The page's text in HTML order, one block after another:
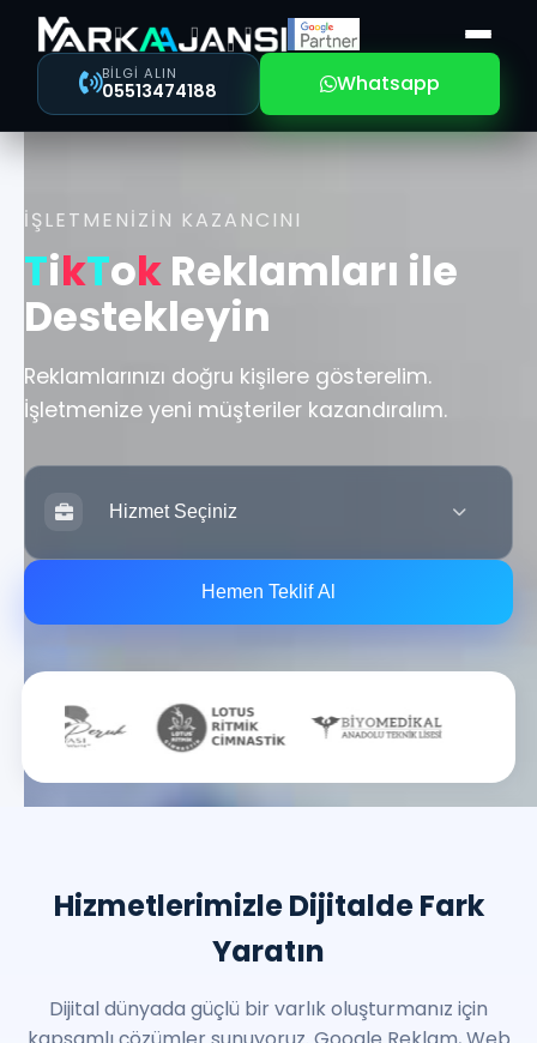
BILGI ALIN
05513474188 Whatsapp
İŞLETMENIZIN KAZANCINI
GoogleReklamları ile
Destekleyin
Reklamlarınızı doğru kişilere gösterelim.
İşletmenize yeni müşteriler kazandıralım.
Hizmet Seçiniz
Hemen Teklif Al
Hizmetlerimizle Dijitalde Fark
Yaratın
Dijital dünyada güçlü bir varlık oluşturmanız için